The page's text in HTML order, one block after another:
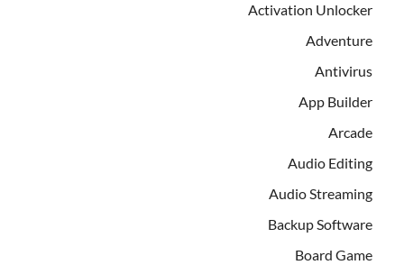
Activation Unlocker
Adventure
Antivirus
App Builder
Arcade
Audio Editing
Audio Streaming
Backup Software
Board Game